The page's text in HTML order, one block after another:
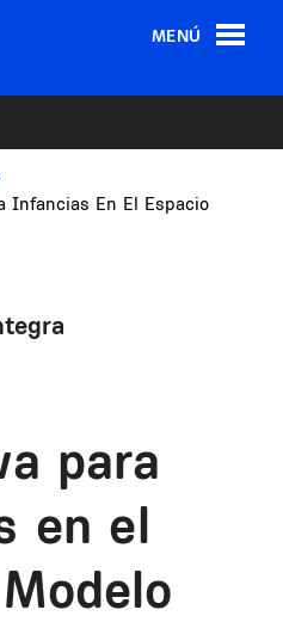
MENÚ
Infancias En El Espacio
para
en el